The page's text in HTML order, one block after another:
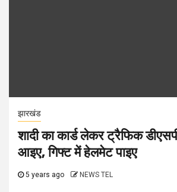
झारखंड
शादी का कार्ड लेकर ट्रैफिक
आइए, गिफ्ट में हेलमेट पाइए
5 years ago NEWS TEL